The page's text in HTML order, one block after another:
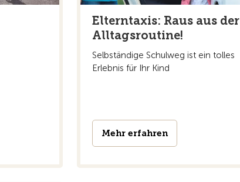
Elterntaxis: Raus aus der
Alltagsroutine!
Selbständige Schulweg ist ein tolles
Erlebnis für Ihr Kind
Mehr erfahren